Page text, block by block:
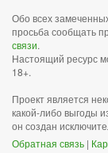
Обо всех
просьба сообщать
связи.
Настоящий ресурс
18+.
Проект является
какой-либо выгоды
он создан
Обратная связь |